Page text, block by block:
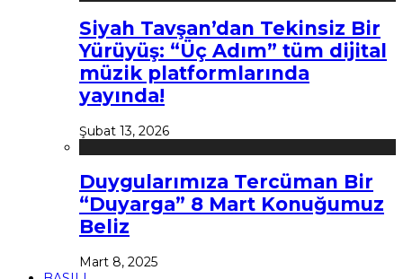
Siyah Tavşan’dan Tekinsiz Bir
Yürüyüş: “Üç Adım” tüm dijital
müzik platformlarında
yayında!
Şubat 13, 2026
Duygularımıza Tercüman Bir
“Duyarga” 8 Mart Konuğumuz
Beliz
Mart 8, 2025